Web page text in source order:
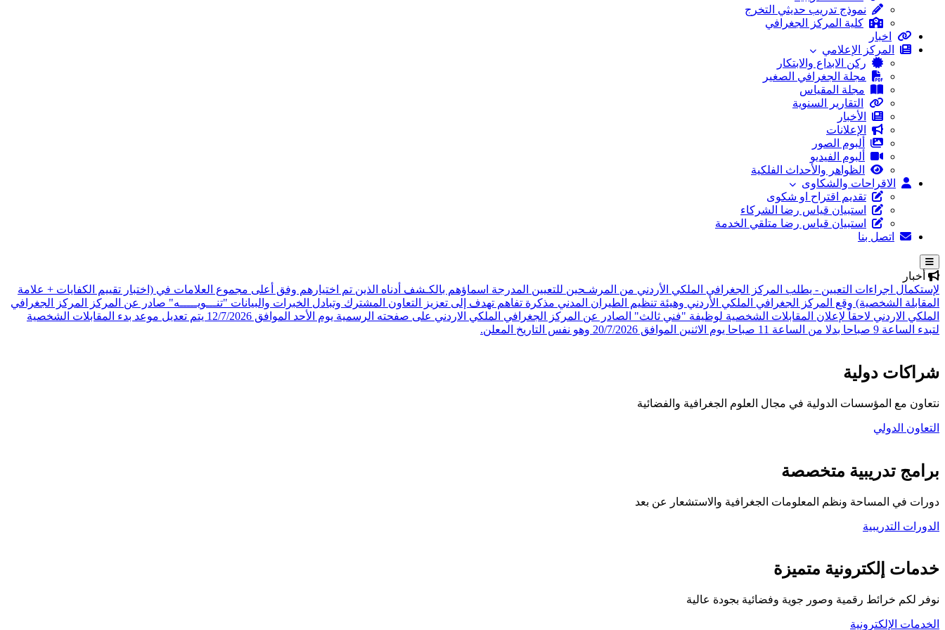
نموذج تدريب حديثي التخرج
كلية المركز الجغرافي
اخبار
المركز الإعلامي
ركن الابداع والابتكار
مجلة الجغرافي الصغير
مجلة المقياس
التقارير السنوية
الأخبار
الإعلانات
ألبوم الصور
ألبوم الفيديو
الظواهر والأحداث الفلكية
الاقراحات والشكاوى
تقديم اقتراح او شكوى
استبيان قياس رضا الشركاء
استبيان قياس رضا متلقي الخدمة
اتصل بنا
أخبار
لإستكمال اجراءات التعيين - يطلب المركز الجغرافي الملكي الأردني من المرشـحين للتعيين المدرجة اسماؤهم بالكـشف أدناه الذين تم اختيارهم وفق أعلى مجموع العلامات في (اختبار تقييم الكفايات + علامة
المقابلة الشخصية) وقع المركز الجغرافي الملكي الأردني وهيئة تنظيم الطيران المدني مذكرة تفاهم تهدف إلى تعزيز التعاون المشترك وتبادل الخبرات والبيانات "تنـــويـــــه" صادر عن المركز المركز الجغرافي
الملكي الاردني لاحقاً لإعلان المقابلات الشخصية لوظيفة "فني ثالث" الصادر عن المركز الجغرافي الملكي الاردني على صفحته الرسمية يوم الأحد الموافق 12/7/2026 يتم تعديل موعد بدء المقابلات الشخصية
لتبدء الساعة 9 صباحا بدلا من الساعة 11 صباحا يوم الاثنين الموافق 20/7/2026 وهو نفس التاريخ المعلن.
شراكات دولية
نتعاون مع المؤسسات الدولية في مجال العلوم الجغرافية والفضائية
التعاون الدولي
برامج تدريبية متخصصة
دورات في المساحة ونظم المعلومات الجغرافية والاستشعار عن بعد
الدورات التدريبية
خدمات إلكترونية متميزة
نوفر لكم خرائط رقمية وصور جوية وفضائية بجودة عالية
الخدمات الإلكترونية